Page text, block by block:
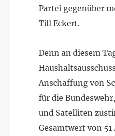
Partei gegenüber
Till Eckert.
Denn an diesem
Anschaffung von
für die
und Satelliten
Gesamtwert von